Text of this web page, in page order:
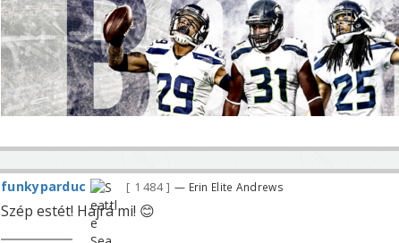
funkyparduc 1 484 — Erin Elite Andrews
Szép estét! Hajrá mi! 😊